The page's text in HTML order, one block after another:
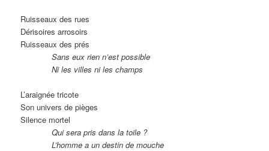
Ruisseaux des rues
Dérisoires arrosoirs
Ruisseaux des prés
Sans eux rien n’est possible
Ni les villes ni les champs
L’araignée tricote
Son univers de pièges
Silence mortel
Qui sera pris dans la toile ?
L’homme a un destin de mouche